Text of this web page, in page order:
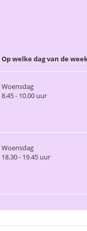
Op welke dag van de
Woensdag
8.45 - 10.00 uur
Woensdag
18.30 - 19.45 uur